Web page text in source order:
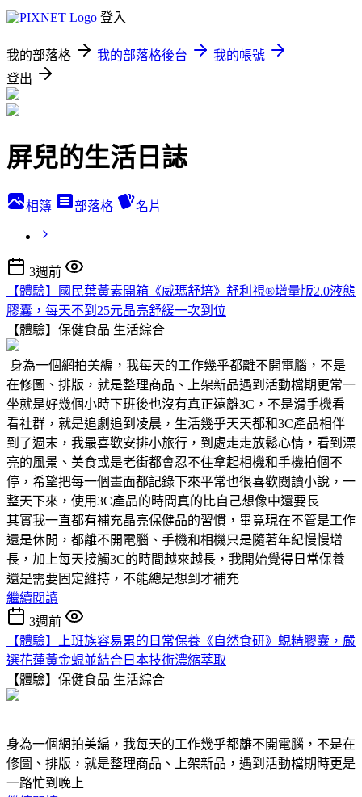
登入
我的部落格 我的部落格後台
我的帳號
登出
屏兒的生活日誌
相簿 部落格 名片
3週前
【體驗】國民葉黃素開箱《威瑪舒培》舒利視®增量版2.0液態
膠囊，每天不到25元晶亮舒緩一次到位
【體驗】保健食品 生活綜合
身為一個網拍美編，我每天的工作幾乎都離不開電腦，不是
在修圖、排版，就是整理商品、上架新品遇到活動檔期更常一
坐就是好幾個小時下班後也沒有真正遠離3C，不是滑手機看
看社群，就是追劇追到凌晨，生活幾乎天天都和3C產品相伴
到了週末，我最喜歡安排小旅行，到處走走放鬆心情，看到漂
亮的風景、美食或是老街都會忍不住拿起相機和手機拍個不
停，希望把每一個畫面都記錄下來平常也很喜歡閱讀小說，一
整天下來，使用3C產品的時間真的比自己想像中還要長
其實我一直都有補充晶亮保健品的習慣，畢竟現在不管是工作
還是休閒，都離不開電腦、手機和相機只是隨著年紀慢慢增
長，加上每天接觸3C的時間越來越長，我開始覺得日常保養
還是需要固定維持，不能總是想到才補充
繼續閱讀
3週前
【體驗】上班族容易累的日常保養《自然食研》蜆精膠囊，嚴
選花蓮黃金蜆並結合日本技術濃縮萃取
【體驗】保健食品 生活綜合
身為一個網拍美編，我每天的工作幾乎都離不開電腦，不是在
修圖、排版，就是整理商品、上架新品，遇到活動檔期時更是
一路忙到晚上